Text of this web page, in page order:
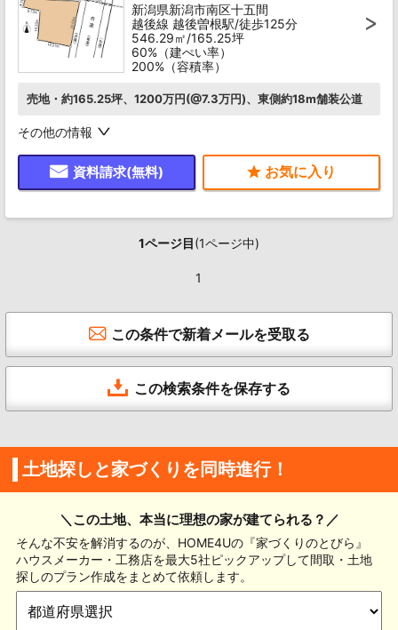
新潟県新潟市南区十五間
越後線 越後曽根駅/徒歩125分
546.29㎡/165.25坪
60%（建ぺい率）
200%（容積率）
売地・約165.25坪、1200万円(@7.3万円)、東側約18m舗装公道
その他の情報
資料請求(無料)
1ページ目(1ページ中)
1
この条件で新着メールを受取る
この検索条件を保存する
土地探しと家づくりを同時進行！
＼この土地、本当に理想の家が建てられる？／
そんな不安を解消するのが、HOME4Uの『家づくりのとびら』
ハウスメーカー・工務店を最大5社ピックアップして間取・土地
探しのプラン作成をまとめて依頼します。